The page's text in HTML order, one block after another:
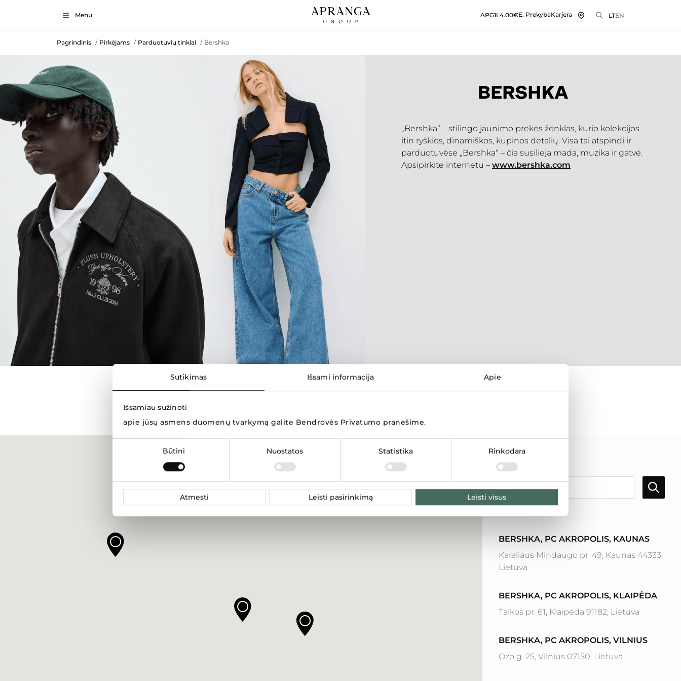
Sutikimas Išsami informacija Apie
Išsamiau sužinoti
apie jūsų asmens duomenų tvarkymą galite Bendrovės Privatumo pranešime.
Būtini Nuostatos Statistika Rinkodara
Atmesti Leisti pasirinkimą Leisti visus
Menu APG1L 4.00€E. PrekybaKarjera LTEN
Pagrindinis / Pirkėjams / Parduotuvių tinklai / Bershka
„Bershka“ – stilingo jaunimo prekės ženklas, kurio kolekcijos
itin ryškios, dinamiškos, kupinos detalių. Visa tai atspindi ir
parduotuvėse „Bershka“ – čia susilieja mada, muzika ir gatvė.
Apsipirkite internetu – www.bershka.com
BERSHKA, PC AKROPOLIS, KAUNAS
Karaliaus Mindaugo pr. 49, Kaunas 44333,
Lietuva
BERSHKA, PC AKROPOLIS, KLAIPĖDA
Taikos pr. 61, Klaipėda 91182, Lietuva
BERSHKA, PC AKROPOLIS, VILNIUS
Ozo g. 25, Vilnius 07150, Lietuva